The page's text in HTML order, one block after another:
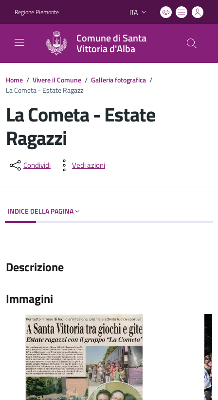
Regione Piemonte Lingua attiva:
ITA
Comune di Santa
Vittoria d'Alba
Home / Vivere il Comune / Galleria fotografica /
La Cometa - Estate Ragazzi
La Cometa - Estate
Ragazzi
Dettagli del documento
Condividi Vedi azioni
INDICE DELLA PAGINA
Descrizione
Immagini